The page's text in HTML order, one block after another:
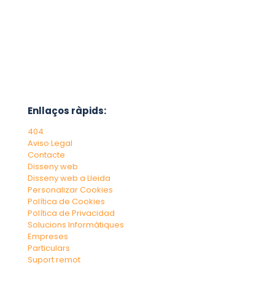
Enllaços ràpids:
404
Aviso Legal
Contacte
Disseny web
Disseny web a Lleida
Personalizar Cookies
Política de Cookies
Política de Privacidad
Solucions Informàtiques
Empreses
Particulars
Suport remot